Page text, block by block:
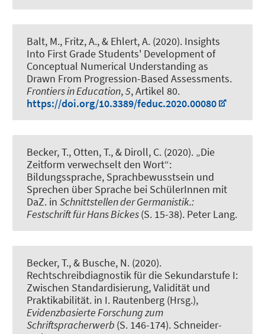
Balt, M., Fritz, A., & Ehlert, A. (2020). Insights
Into First Grade Students' Development of
Conceptual Numerical Understanding as
Drawn From Progression-Based Assessments.
Frontiers in Education,5, Artikel 80.
https://doi.org/10.3389/feduc.2020.00080
Becker, T., Otten, T., & Diroll, C. (2020). „Die
Zeitform verwechselt den Wort“:
Bildungssprache, Sprachbewusstsein und
Sprechen über Sprache bei SchülerInnen mit
DaZ. in Schnittstellen der Germanistik.:
Festschrift für Hans Bickes(S. 15-38). Peter Lang.
Becker, T., & Busche, N. (2020).
Rechtschreibdiagnostik für die Sekundarstufe I:
Zwischen Standardisierung, Validität und
Praktikabilität. in I. Rautenberg (Hrsg.),
Evidenzbasierte Forschung zum
Schriftspracherwerb (S. 146-174). Schneider-